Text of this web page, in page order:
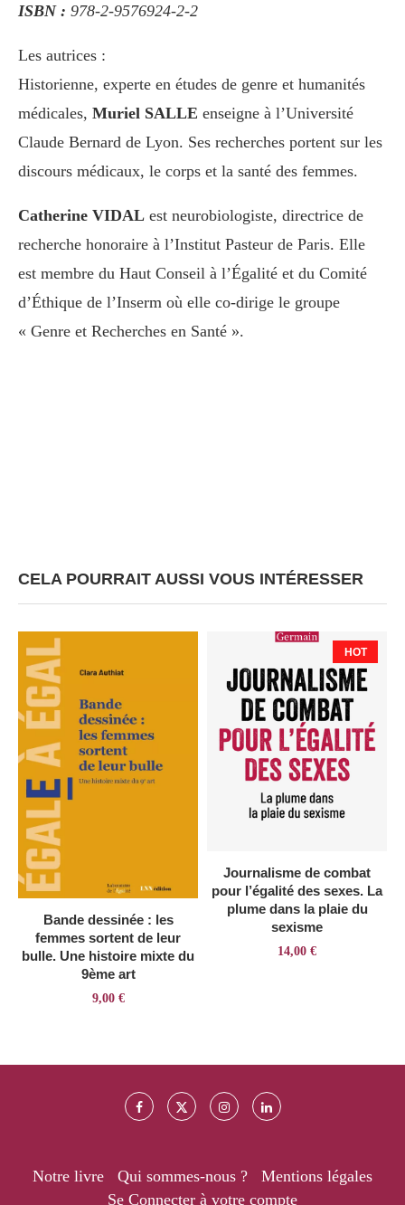
ISBN : 978-2-9576924-2-2
Les autrices :
Historienne, experte en études de genre et humanités
médicales, Muriel SALLE enseigne à l’Université
Claude Bernard de Lyon. Ses recherches portent sur les
discours médicaux, le corps et la santé des femmes.
Catherine VIDAL est neurobiologiste, directrice de
recherche honoraire à l’Institut Pasteur de Paris. Elle
est membre du Haut Conseil à l’Égalité et du Comité
d’Éthique de l’Inserm où elle co-dirige le groupe
« Genre et Recherches en Santé ».
CELA POURRAIT AUSSI VOUS INTÉRESSER
Bande dessinée : les
femmes sortent de leur
bulle. Une histoire mixte du
9ème art
9,00 €
HOT
Journalisme de combat
pour l’égalité des sexes. La
plume dans la plaie du
sexisme
14,00 €
Notre livre Qui sommes-nous ?
Mentions légales
Se Connecter à votre compte